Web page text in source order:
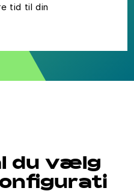
tid til din
du vælg